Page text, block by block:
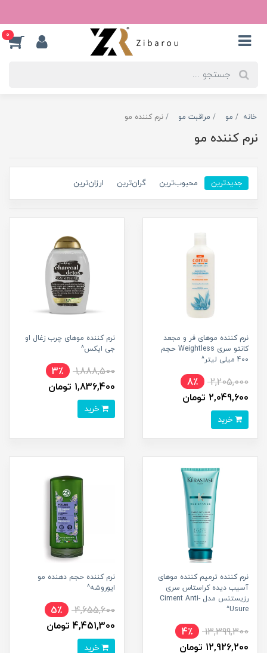
0
خانه مو مراقبت مو نرم کننده مو
نرم کننده مو
جدیدترین محبوب‌ترین گران‌ترین ارزان‌ترین
نرم کننده موهای فر و مجعد
کانتو سری Weightless حجم
400 میلی لیتر^
2,205,000
8٪
2,049,600 تومان
نرم کننده موهای چرب زغال او
جی ایکس^
1,888,500
3٪
1,836,400 تومان
نرم کننده ترمیم کننده موهای
آسیب دیده کراستاس سری
رزیستنس مدل Ciment Anti-
Usure^
13,399,300
4٪
12,926,200 تومان
نرم کننده حجم دهنده مو
ایوروشه^
4,655,600
5٪
4,451,300 تومان